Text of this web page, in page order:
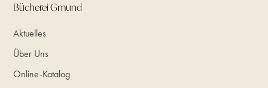
Bücherei Gmund
Aktuelles
Über Uns
Online-Katalog